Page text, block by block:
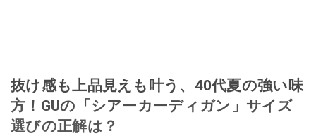
抜け感も上品見えも叶う、40代夏の強い味
方！GUの「シアーカーディガン」サイズ
選びの正解は？